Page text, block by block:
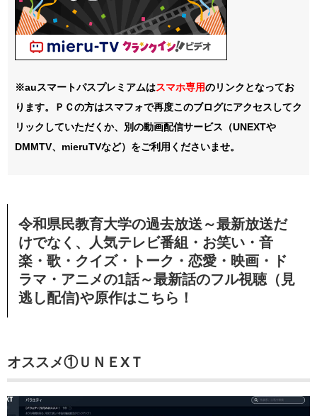
※auスマートパスプレミアムはスマホ専用のリンクとなってお
ります。ＰＣの方はスマフォで再度このブログにアクセスしてク
リックしていただくか、別の動画配信サービス（UNEXTや
DMMTV、mieruTVなど）をご利用くださいませ。
令和県民教育大学の過去放送～最新放送だ
けでなく、人気テレビ番組・お笑い・音
楽・歌・クイズ・トーク・恋愛・映画・ド
ラマ・アニメの1話～最新話のフル視聴（見
逃し配信)や原作はこちら！
オススメ①ＵＮＥXＴ